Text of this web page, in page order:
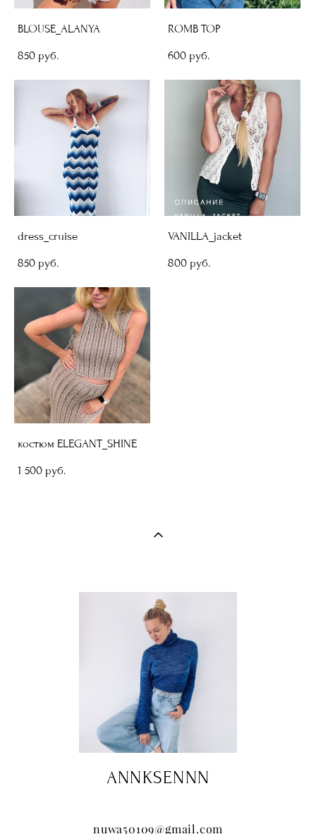
BLOUSE_ALANYA
850 pуб.
ROMB TOP
600 pуб.
dress_cruise
850 pуб.
VANILLA_jacket
800 pуб.
костюм ELEGANT_SHINE
1 500 pуб.
ANNKSENNN
nuwa50109@gmail.com